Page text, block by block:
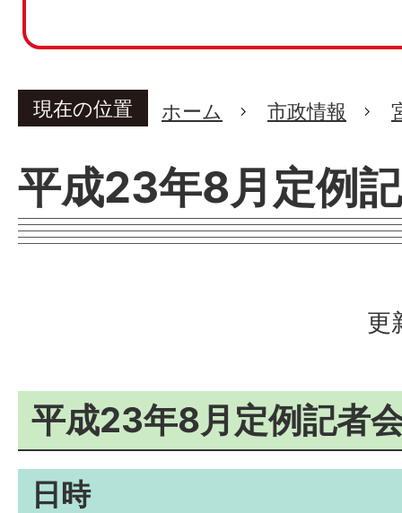
現在の位置 ホーム 市政情報
平成23年8月定例
更
平成23年8月定例記者
日時